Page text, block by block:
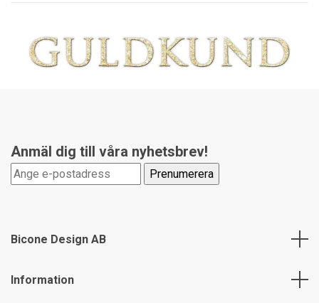
Anmäl dig till våra nyhetsbrev!
Bicone Design AB
Information